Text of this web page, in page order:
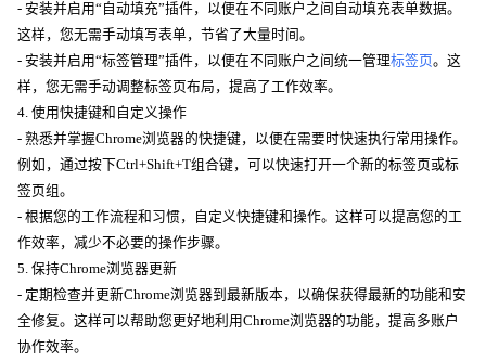
- 安装并启用“自动填充”插件，以便在不同账户之间自动填充表单数据。
这样，您无需手动填写表单，节省了大量时间。
- 安装并启用“标签管理”插件，以便在不同账户之间统一管理标签页。这
样，您无需手动调整标签页布局，提高了工作效率。
4. 使用快捷键和自定义操作
- 熟悉并掌握Chrome浏览器的快捷键，以便在需要时快速执行常用操作。
例如，通过按下Ctrl+Shift+T组合键，可以快速打开一个新的标签页或标
签页组。
- 根据您的工作流程和习惯，自定义快捷键和操作。这样可以提高您的工
作效率，减少不必要的操作步骤。
5. 保持Chrome浏览器更新
- 定期检查并更新Chrome浏览器到最新版本，以确保获得最新的功能和安
全修复。这样可以帮助您更好地利用Chrome浏览器的功能，提高多账户
协作效率。